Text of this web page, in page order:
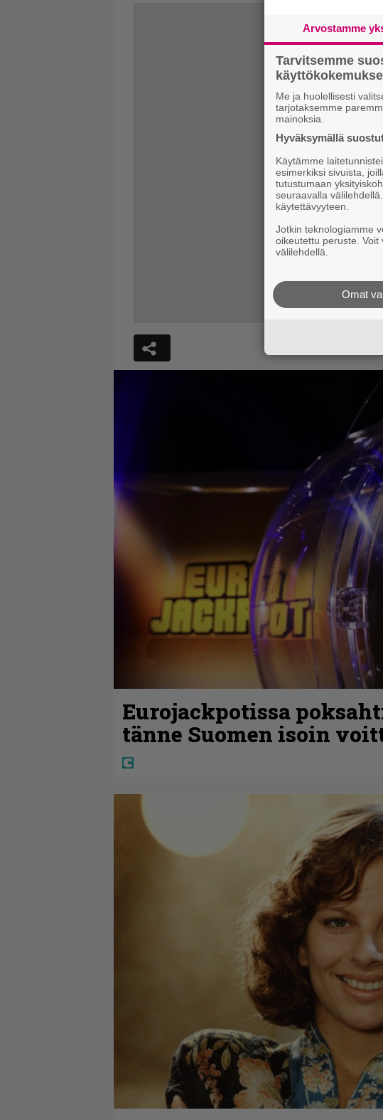
Eurojackpotissa
tänne Suomen isoin
Arvostamme
Tarvitsemme
Me ja huolellisesti
tarjotaksemme
mainoksia.
Hyväksymällä
Käytämme
esimerkiksi sivuista,
tutustumaan
seuraavalla
käytettävyyteen.
Jotkin teknologiamme
oikeutettu peruste.
välilehdellä.
Omat